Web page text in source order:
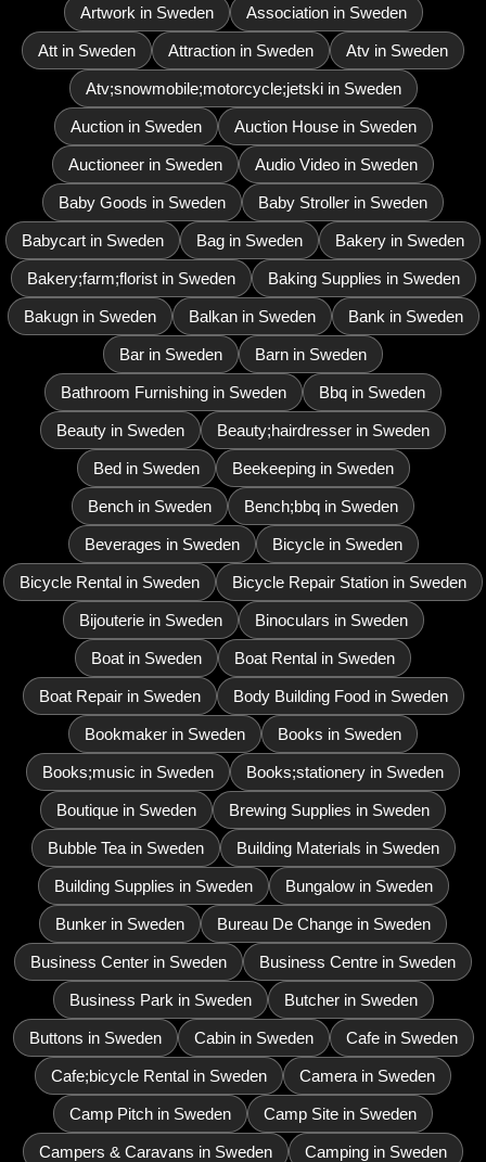
Artwork in Sweden Association in Sweden
Att in Sweden Attraction in Sweden Atv in Sweden
Atv;snowmobile;motorcycle;jetski in Sweden
Auction in Sweden Auction House in Sweden
Auctioneer in Sweden Audio Video in Sweden
Baby Goods in Sweden Baby Stroller in Sweden
Babycart in Sweden Bag in Sweden Bakery in Sweden
Bakery;farm;florist in Sweden Baking Supplies in Sweden
Bakugn in Sweden Balkan in Sweden Bank in Sweden
Bar in Sweden Barn in Sweden
Bathroom Furnishing in Sweden Bbq in Sweden
Beauty in Sweden Beauty;hairdresser in Sweden
Bed in Sweden Beekeeping in Sweden
Bench in Sweden Bench;bbq in Sweden
Beverages in Sweden Bicycle in Sweden
Bicycle Rental in Sweden Bicycle Repair Station in Sweden
Bijouterie in Sweden Binoculars in Sweden
Boat in Sweden Boat Rental in Sweden
Boat Repair in Sweden Body Building Food in Sweden
Bookmaker in Sweden Books in Sweden
Books;music in Sweden Books;stationery in Sweden
Boutique in Sweden Brewing Supplies in Sweden
Bubble Tea in Sweden Building Materials in Sweden
Building Supplies in Sweden Bungalow in Sweden
Bunker in Sweden Bureau De Change in Sweden
Business Center in Sweden Business Centre in Sweden
Business Park in Sweden Butcher in Sweden
Buttons in Sweden Cabin in Sweden Cafe in Sweden
Cafe;bicycle Rental in Sweden Camera in Sweden
Camp Pitch in Sweden Camp Site in Sweden
Campers & Caravans in Sweden Camping in Sweden